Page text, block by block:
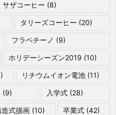
サザコーヒー (8)
タリーズコーヒー (20)
フラペチーノ (9)
ホリデーシーズン2019 (10)
リチウムイオン電池(11)
(9) 入学式 (28)
式描画 (10) 卒業式(42)